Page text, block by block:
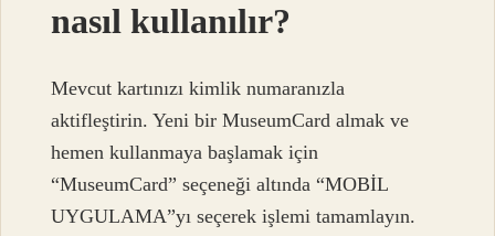
nasıl kullanılır?
Mevcut kartınızı kimlik numaranızla
aktifleştirin. Yeni bir MuseumCard almak ve
hemen kullanmaya başlamak için
“MuseumCard” seçeneği altında “MOBİL
UYGULAMA”yı seçerek işlemi tamamlayın.